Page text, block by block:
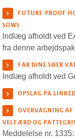
FUTURE-PROOF
SOWS
Indlæg afholdt ved
fra denne
FÅR DINE SØER
Indlæg afholdt ved
OPSLAG PÅ
OVERVÅGNING AF
VELFÆRD OG
Meddelelse nr. 1335: